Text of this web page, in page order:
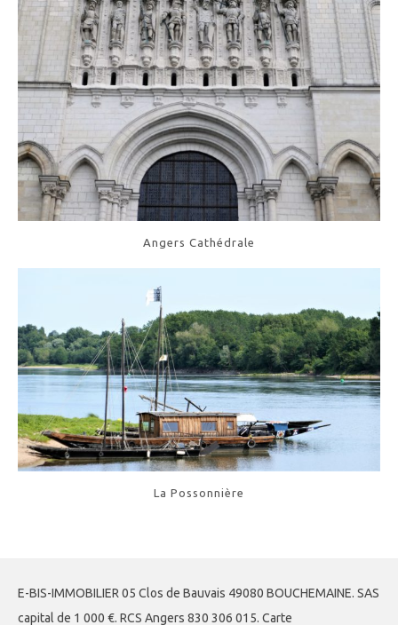
Angers Cathédrale
La Possonnière
E-BIS-IMMOBILIER 05 Clos de Bauvais 49080 BOUCHEMAINE. SAS
capital de 1 000 €. RCS Angers 830 306 015. Carte